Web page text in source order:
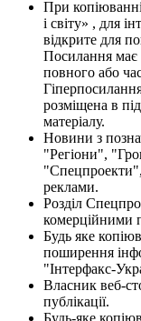
При
і світу» , для
відкрите для
Посилання має
повного або
розміщена в
матеріалу.
Новини з
"Регіони",
реклами.
Розділ
комерційними
Будь яке
поширення
"Інтерфакс-
Власник веб-
публікації.
Будь-яке